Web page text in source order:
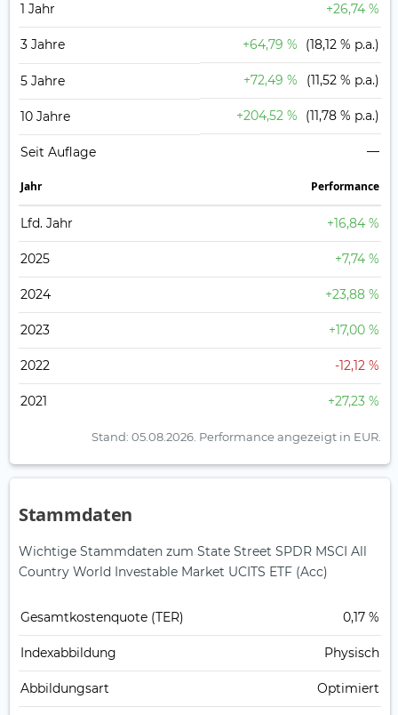
1 Jahr +26,74 %
3 Jahre +64,79 % (18,12 % p.a.)
5 Jahre +72,49 % (11,52 % p.a.)
10 Jahre +204,52 % (11,78 % p.a.)
Seit Auflage —
Jahr Perfor­mance
Lfd. Jahr +16,84 %
2025 +7,74 %
2024 +23,88 %
2023 +17,00 %
2022 -12,12 %
2021 +27,23 %
Stand: 05.08.2026. Performance angezeigt in EUR.
Stammdaten
Wichtige Stammdaten zum State Street SPDR MSCI All
Country World Investable Market UCITS ETF (Acc)
Gesamt­kosten­quote (TER) 0,17 %
Index­abbildung Physisch
Abbildungs­art Optimiert